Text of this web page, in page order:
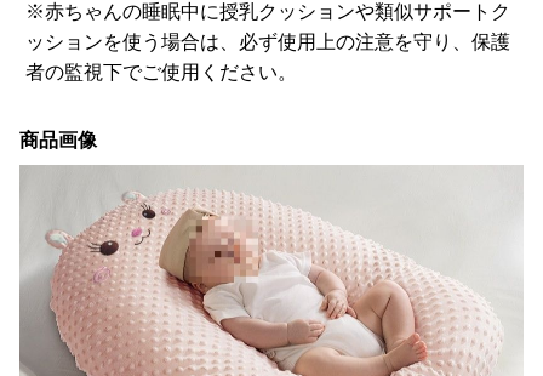
※赤ちゃんの睡眠中に授乳クッションや類似サポートク
ッションを使う場合は、必ず使用上の注意を守り、保護
者の監視下でご使用ください。
商品画像